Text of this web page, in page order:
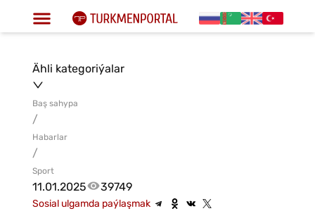
Ähli kategoriýalar
Baş sahypa
/
Habarlar
/
Sport
11.01.2025 39749
Sosial ulgamda paýlaşmak